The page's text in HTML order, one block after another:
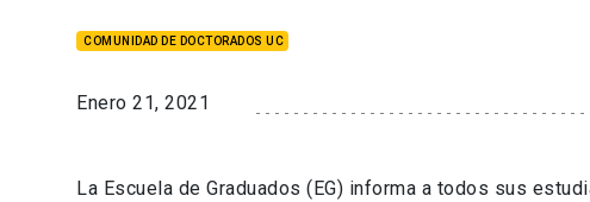
COMUNIDAD DE DOCTORADOS UC
Enero 21, 2021
La Escuela de Graduados (EG) informa a todos sus